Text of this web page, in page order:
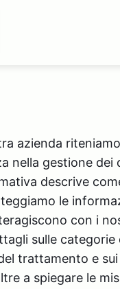
azienda
nella gestione dei
descrive
le
con i
sulle
trattamento e
a spiegare le